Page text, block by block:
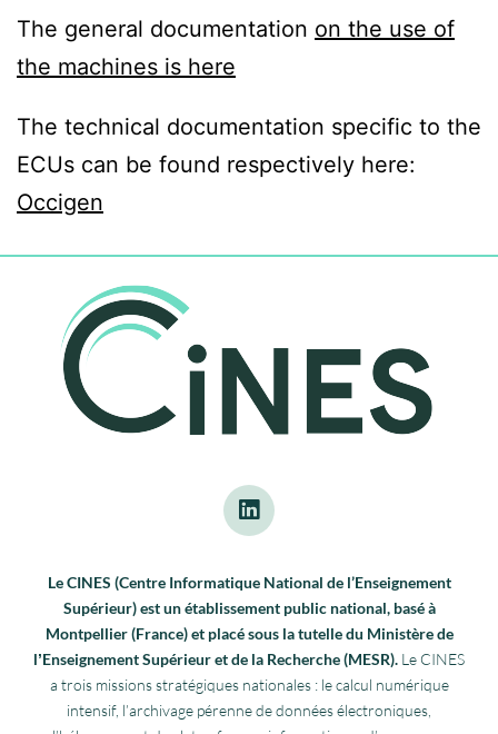
The general documentation on the use of
the machines is here
The technical documentation specific to the
ECUs can be found respectively here:
Occigen
Le CINES (Centre Informatique National de l’Enseignement
Supérieur) est un établissement public national, basé à
Montpellier (France) et placé sous la tutelle du Ministère de
lʼEnseignement Supérieur et de la Recherche (MESR). Le CINES
a trois missions stratégiques nationales : le calcul numérique
intensif, l’archivage pérenne de données électroniques,